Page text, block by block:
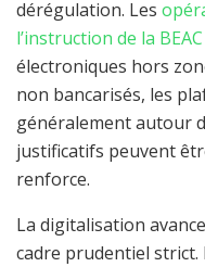
dérégulation. Les
l’instruction de la BEAC
électroniques hors
non bancarisés, les
généralement autour
justificatifs peuvent
renforce.
La digitalisation
cadre prudentiel strict.